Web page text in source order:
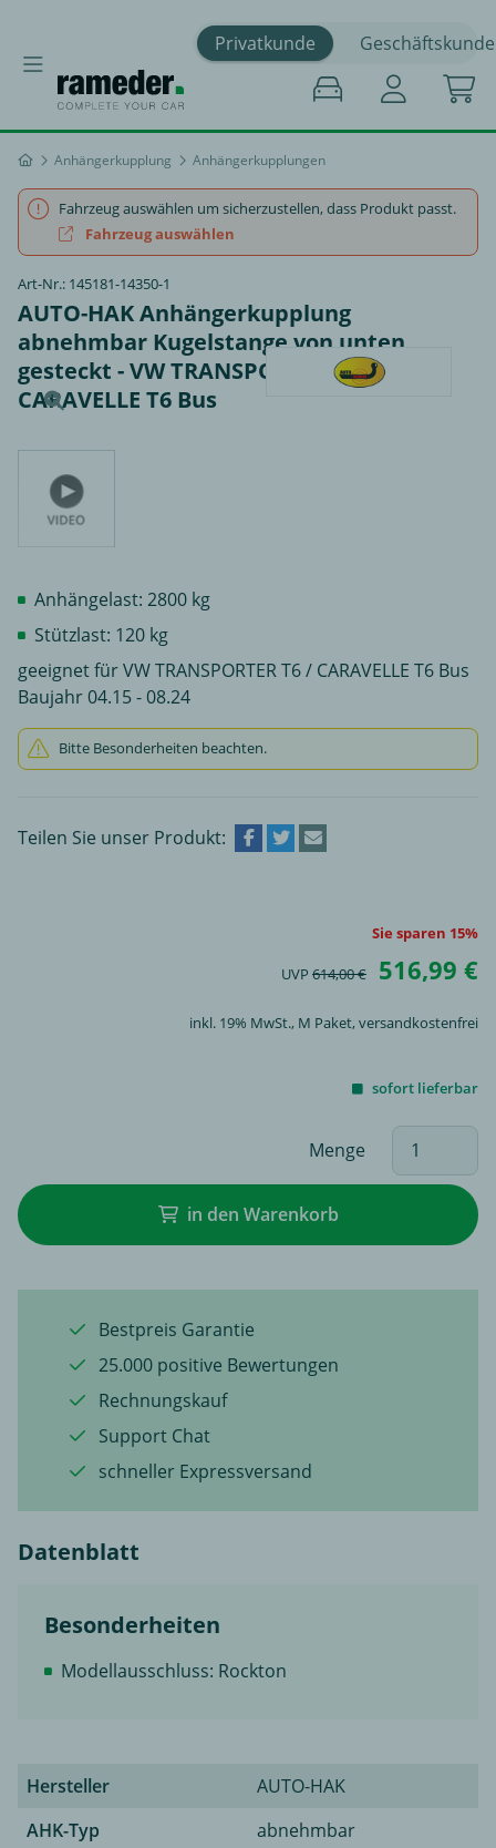
Privatkunde Geschäftskunde
Anhängerkupplung Anhängerkupplungen
Fahrzeug auswählen um sicherzustellen, dass Produkt passt.
Fahrzeug auswählen
Art-Nr.: 145181-14350-1
AUTO-HAK Anhängerkupplung
abnehmbar Kugelstange von unten
gesteckt - VW TRANSPORTER T6 /
CARAVELLE T6 Bus
Anhängelast: 2800 kg
Stützlast: 120 kg
geeignet für VW TRANSPORTER T6 / CARAVELLE T6 Bus
Baujahr 04.15 - 08.24
Bitte Besonderheiten beachten.
Teilen Sie unser Produkt:
Sie sparen 15%
UVP 614,00 € 516,99 €
inkl. 19% MwSt., M Paket, versandkostenfrei
sofort lieferbar
Menge
in den Warenkorb
Bestpreis Garantie
25.000 positive Bewertungen
Rechnungskauf
Support Chat
schneller Expressversand
Datenblatt
Besonderheiten
Modellausschluss: Rockton
Hersteller
AUTO-HAK
AHK-Typ
abnehmbar